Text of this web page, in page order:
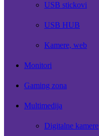
USB stickovi
USB HUB
Kamere, web
Monitori
Gaming zona
Multimedija
Digitalne kamere